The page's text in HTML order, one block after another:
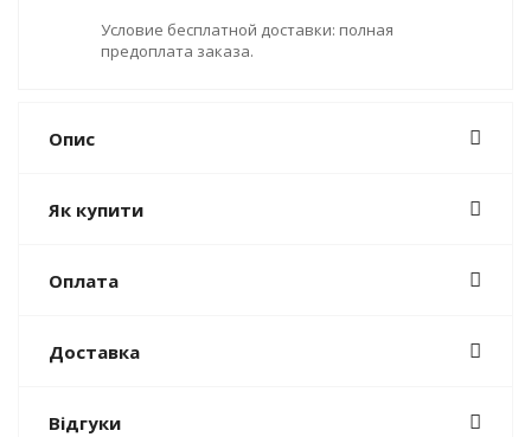
Условие бесплатной доставки: полная
предоплата заказа.
Опис
Як купити
Оплата
Доставка
Відгуки